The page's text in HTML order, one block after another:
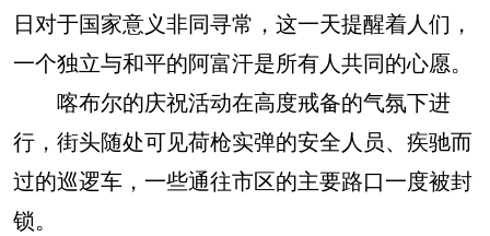
日对于国家意义非同寻常，这一天提醒着人们，
一个独立与和平的阿富汗是所有人共同的心愿。
喀布尔的庆祝活动在高度戒备的气氛下进
行，街头随处可见荷枪实弹的安全人员、疾驰而
过的巡逻车，一些通往市区的主要路口一度被封
锁。